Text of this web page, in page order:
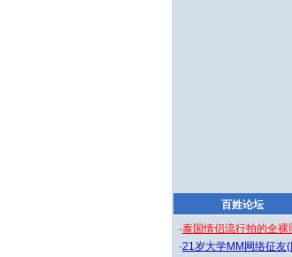
百姓论坛
·泰国情侣流行拍的全裸
·21岁大学MM网络征友(